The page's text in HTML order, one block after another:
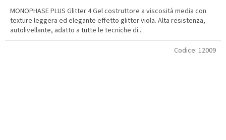
MONOPHASE PLUS Glitter 4 Gel costruttore a viscosità media con
texture leggera ed elegante effetto glitter viola. Alta resistenza,
autolivellante, adatto a tutte le tecniche di...
Codice: 12009